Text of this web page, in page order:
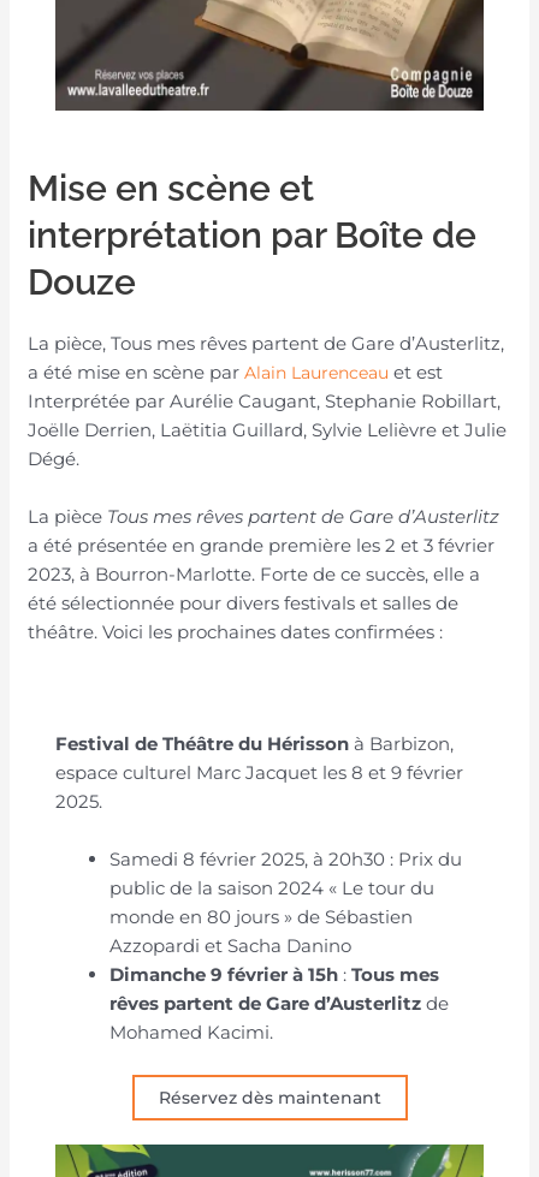
Mise en scène et
interprétation par Boîte de
Douze
La pièce, Tous mes rêves partent de Gare d’Austerlitz,
a été mise en scène parAlain Laurenceau et est
Interprétée par Aurélie Caugant, Stephanie Robillart,
Joëlle Derrien, Laëtitia Guillard, Sylvie Lelièvre et Julie
Dégé.
La pièce Tous mes rêves partent de Gare d’Austerlitz
a été présentée en grande première les 2 et 3 février
2023, à Bourron-Marlotte. Forte de ce succès, elle a
été sélectionnée pour divers festivals et salles de
théâtre. Voici les prochaines dates confirmées :
Festival de Théâtre du Hérissonà Barbizon,
espace culturel Marc Jacquet les 8 et 9 février
2025.
Samedi 8 février 2025, à 20h30 : Prix du
public de la saison 2024 « Le tour du
monde en 80 jours » de Sébastien
Azzopardi et Sacha Danino
Dimanche 9 février à 15h: Tous mes
rêves partent de Gare d’Austerlitzde
Mohamed Kacimi.
Réservez dès maintenant